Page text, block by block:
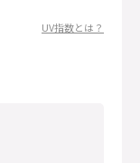
UV指数とは？